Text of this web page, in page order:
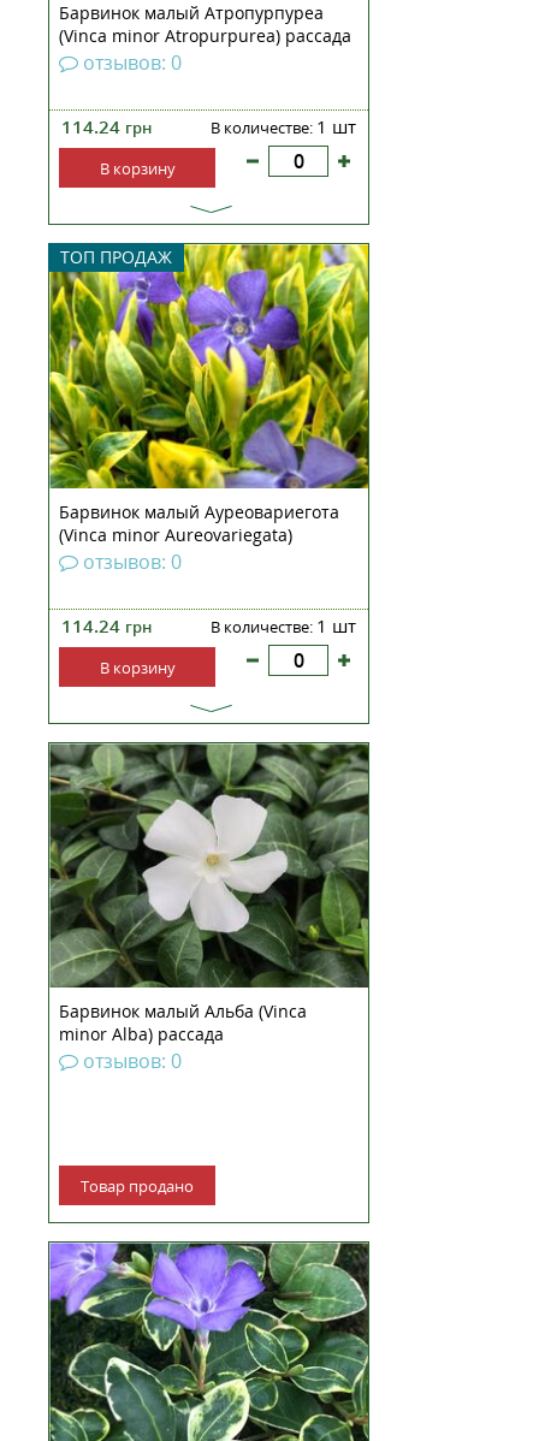
Барвинок малый Атропурпуреа
(Vinca minor Atropurpurea) рассада
отзывов: 0
114.24 грн В количестве: 1 шт
В корзину
ТОП ПРОДАЖ
Барвинок малый Ауреовариегота
— широко распространонный
многолетний вечнозеленый
полукустарник из семейства
Кутровые. На одном месте растет
до 4-6 лет, образуя плотный
почвенный покров, остающийся
декоративным постоянно &mda...
Барвинок малый Ауреовариегота
(Vinca minor Aureovariegata)
рассада
отзывов: 0
114.24 грн В количестве: 1 шт
В корзину
Барвинок рассада Невысокое
вечнозеленое декоративное
растение с белыми цветками.
Период цветения с апреля по
сентябрь. Листья тёмно-зелёные.
Побеги отрастают в год 30-80 cм,
стелятся и укореняются -
покрывают плотно землю.
Лучше...
Барвинок малый Альба (Vinca
minor Alba) рассада
отзывов: 0
Товар продано
Барвинок рассада Прекрасный
вечнозеленый сорт с цветами
голубого оттенка, цветет с
апреля по сентябрь. Листья
тёмно-зелёные с белой каймой.
Побеги отрастают в год 30-80 cм,
стелятся и укореняются -
покрывают плотно землю.
Хорошо...